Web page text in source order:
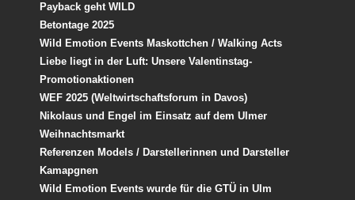
Payback geht WILD
Betontage 2025
Wild Emotion Events Maskottchen / Walking Acts
Liebe liegt in der Luft: Unsere Valentinstag-
Promotionaktionen
WEF 2025 (Weltwirtschaftsforum in Davos)
Nikolaus und Engel im Einsatz auf dem Ulmer
Weihnachtsmarkt
Referenzen Models / Darstellerinnen und Darsteller
Kamapgnen
Wild Emotion Events wurde für die GTÜ in Ulm